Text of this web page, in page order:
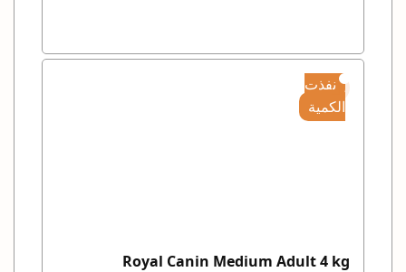
نفذت
الكمية
Royal Canin Medium Adult 4 kg